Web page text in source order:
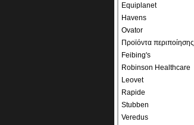
Equiplanet
Havens
Ovator
Προϊόντα περιποίησης
Feibing's
Robinson Healthcare
Leovet
Rapide
Stubben
Veredus